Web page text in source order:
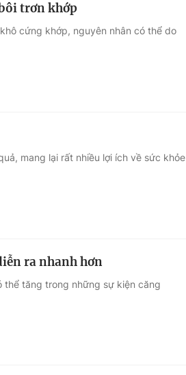
trơn khớp
cứng khớp, nguyên nhân có thể do
mang lại rất nhiều lợi ích về sức khỏe
ra nhanh hơn
thể tăng trong những sự kiện căng